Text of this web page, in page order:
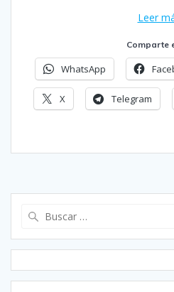
Leer
Comparte
WhatsApp
X Telegram